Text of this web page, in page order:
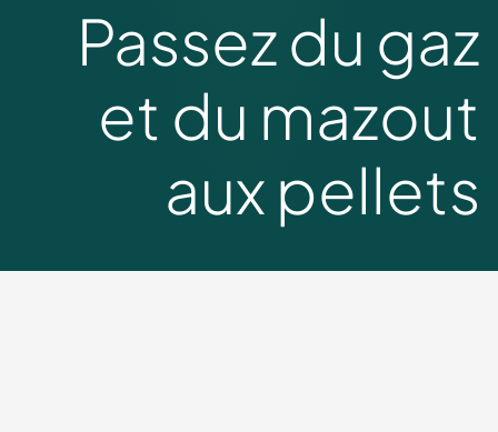
Passez du gaz
et du mazout
aux pellets